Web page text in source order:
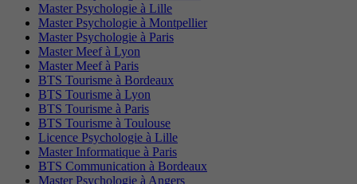
Master Psychologie à Lille
Master Psychologie à Montpellier
Master Psychologie à Paris
Master Meef à Lyon
Master Meef à Paris
BTS Tourisme à Bordeaux
BTS Tourisme à Lyon
BTS Tourisme à Paris
BTS Tourisme à Toulouse
Licence Psychologie à Lille
Master Informatique à Paris
BTS Communication à Bordeaux
Master Psychologie à Angers